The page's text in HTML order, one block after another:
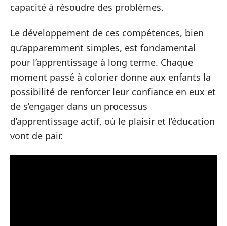
capacité à résoudre des problèmes.
Le développement de ces compétences, bien
qu’apparemment simples, est fondamental
pour l’apprentissage à long terme. Chaque
moment passé à colorier donne aux enfants la
possibilité de renforcer leur confiance en eux et
de s’engager dans un processus
d’apprentissage actif, où le plaisir et l’éducation
vont de pair.